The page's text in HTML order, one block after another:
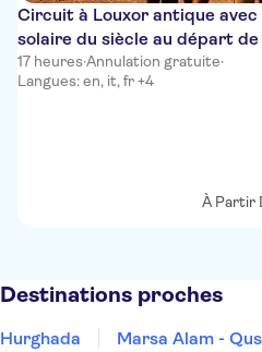
Circuit à Louxor antique
solaire du siècle au départ
Cheikh
17 heures·Annulation gratuite·
Langues: en, it, fr +4
À Partir
Destinations proches
Hurghada Marsa Alam -